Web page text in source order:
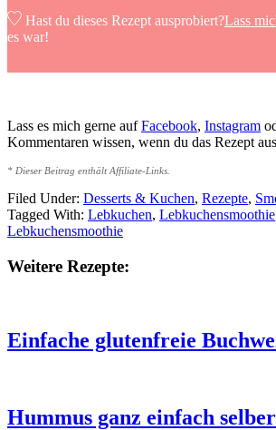
Hast du dieses Rezept ausprobiert?Lass
es war!
Lass es mich gerne aufFacebook, Instagram
Kommentaren wissen, wenn du das Rezept
* Dieser Beitrag enthält Affiliate-Links.
Filed Under: Desserts & Kuchen, Rezepte,
Tagged With: Lebkuchen, Lebkuchensmoothie
Lebkuchensmoothie
Weitere Rezepte:
Einfache glutenfreie
Hummus ganz einfach